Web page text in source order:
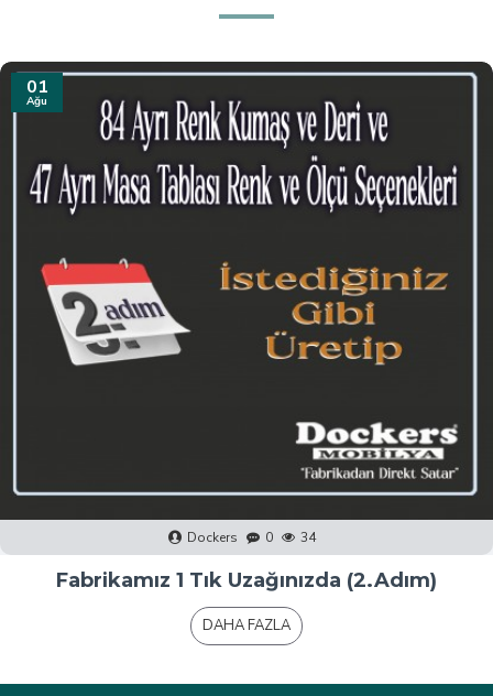
31
Tem
Dockers 0 40
Fabrikamız 1 Tık Uzağınızda (1.Adım)
DAHA FAZLA